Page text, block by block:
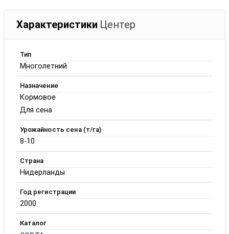
Характеристики Центер
Тип
Многолетний
Назначение
Кормовое
Для сена
Урожайность сена (т/га)
8-10
Страна
Нидерланды
Год регистрации
2000
Каталог